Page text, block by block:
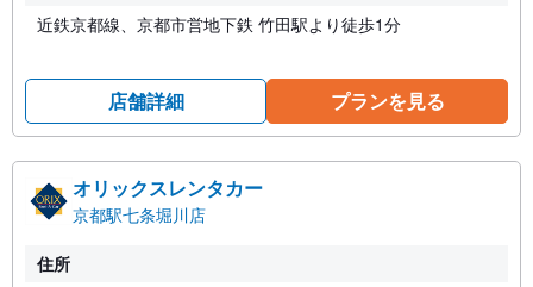
近鉄京都線、京都市営地下鉄 竹田駅より徒歩1分
店舗詳細 プランを見る
オリックスレンタカー
京都駅七条堀川店
住所